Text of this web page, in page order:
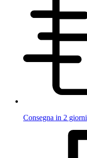
Consegna in 2 giorni